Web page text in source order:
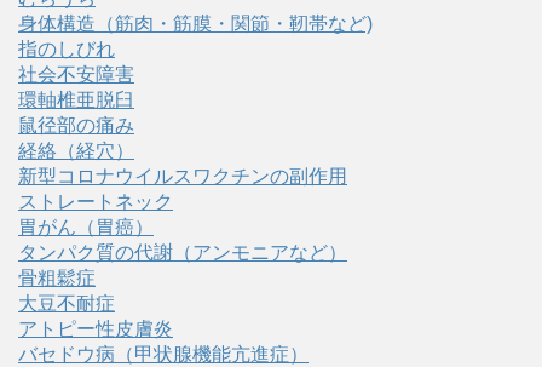
身体構造（筋肉・筋膜・関節・靭帯など)
指のしびれ
社会不安障害
環軸椎亜脱臼
鼠径部の痛み
経絡（経穴）
新型コロナウイルスワクチンの副作用
ストレートネック
胃がん（胃癌）
タンパク質の代謝（アンモニアなど）
骨粗鬆症
大豆不耐症
アトピー性皮膚炎
バセドウ病（甲状腺機能亢進症）